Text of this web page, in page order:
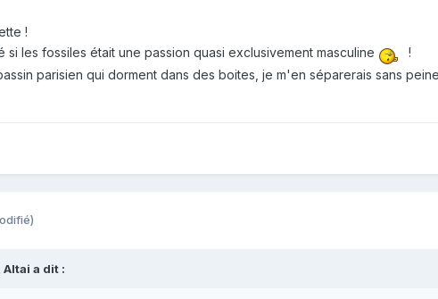
!
si les fossiles était une passion quasi exclusivement masculine
!
parisien qui dorment dans des boites, je m'en séparerais sans
Altai a dit :